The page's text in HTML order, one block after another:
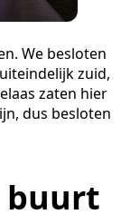
We besloten
zuid,
zaten hier
dus besloten
buurt